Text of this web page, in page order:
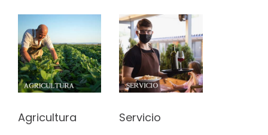
Agricultura Servicio